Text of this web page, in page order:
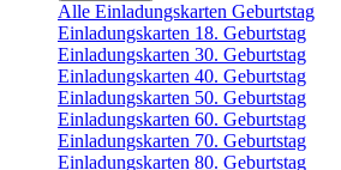
Alle Einladungskarten Geburtstag
Einladungskarten 18. Geburtstag
Einladungskarten 30. Geburtstag
Einladungskarten 40. Geburtstag
Einladungskarten 50. Geburtstag
Einladungskarten 60. Geburtstag
Einladungskarten 70. Geburtstag
Einladungskarten 80. Geburtstag